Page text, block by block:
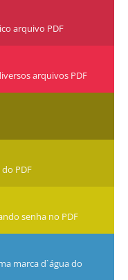
arquivo PDF
arquivos PDF
PDF
senha no PDF
marca d`água do